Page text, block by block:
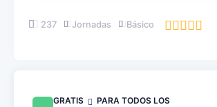
237 Jornadas Básico
GRATIS
PARA TODOS LOS